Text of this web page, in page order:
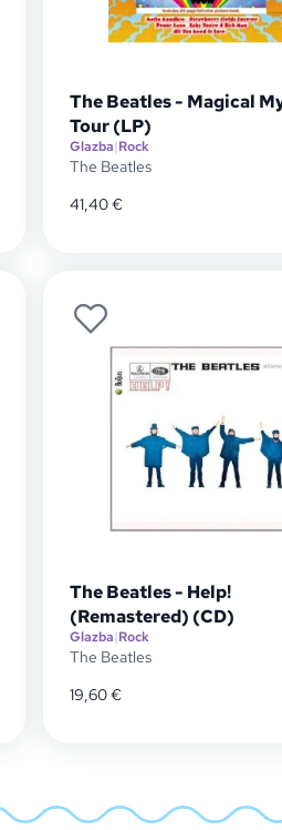
The Beatles - Magical
Tour (LP)
Glazba|Rock
The Beatles
41,40€
The Beatles - Help!
(Remastered) (CD)
Glazba|Rock
The Beatles
19,60€